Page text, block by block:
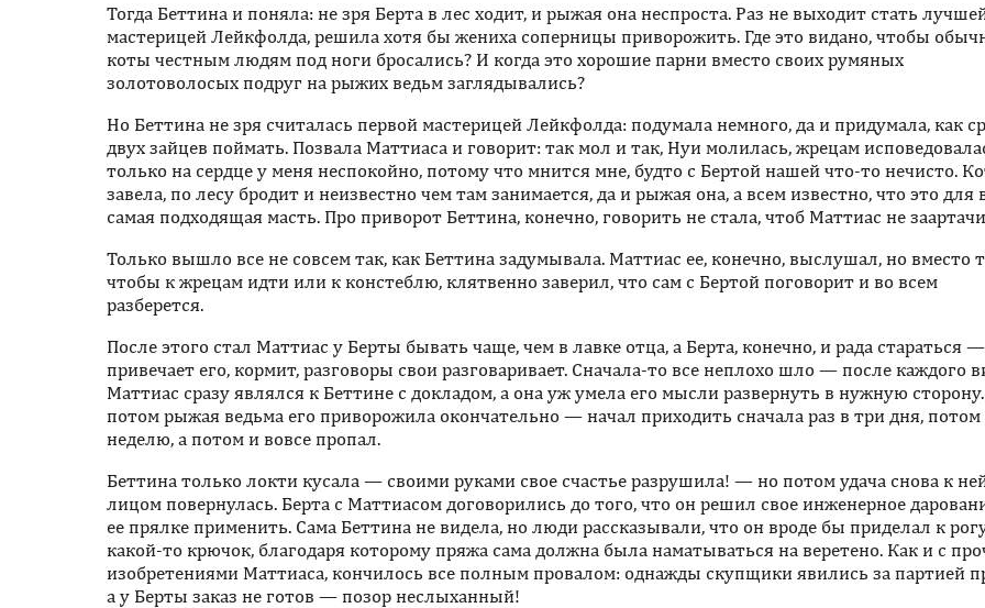
Тогда Беттина и поняла: не зря Берта в лес ходит, и рыжая она неспроста. Раз не выходит стать
мастерицей Лейкфолда, решила хотя бы жениха соперницы приворожить. Где это видано, чтобы
коты честным людям под ноги бросались? И когда это хорошие парни вместо своих румяных
золотоволосых подруг на рыжих ведьм заглядывались?
Но Беттина не зря считалась первой мастерицей Лейкфолда: подумала немного, да и придумала, как
двух зайцев поймать. Позвала Маттиаса и говорит: так мол и так, Нуи молилась, жрецам
только на сердце у меня неспокойно, потому что мнится мне, будто с Бертой нашей что-то нечисто.
завела, по лесу бродит и неизвестно чем там занимается, да и рыжая она, а всем известно, что это для
самая подходящая масть. Про приворот Беттина, конечно, говорить не стала, чтоб Маттиас не
Только вышло все не совсем так, как Беттина задумывала. Маттиас ее, конечно, выслушал, но вместо
чтобы к жрецам идти или к констеблю, клятвенно заверил, что сам с Бертой поговорит и во всем
разберется.
После этого стал Маттиас у Берты бывать чаще, чем в лавке отца, а Берта, конечно, и рада стараться —
привечает его, кормит, разговоры свои разговаривает. Сначала-то все неплохо шло — после каждого
Маттиас сразу являлся к Беттине с докладом, а она уж умела его мысли развернуть в нужную
потом рыжая ведьма его приворожила окончательно — начал приходить сначала раз в три дня, потом
неделю, а потом и вовсе пропал.
Беттина только локти кусала — своими руками свое счастье разрушила! — но потом удача снова к
лицом повернулась. Берта с Маттиасом договорились до того, что он решил свое инженерное
ее прялке применить. Сама Беттина не видела, но люди рассказывали, что он вроде бы приделал к
какой-то крючок, благодаря которому пряжа сама должна была наматываться на веретено. Как и с
изобретениями Маттиаса, кончилось все полным провалом: однажды скупщики явились за партией
а у Берты заказ не готов — позор неслыханный!